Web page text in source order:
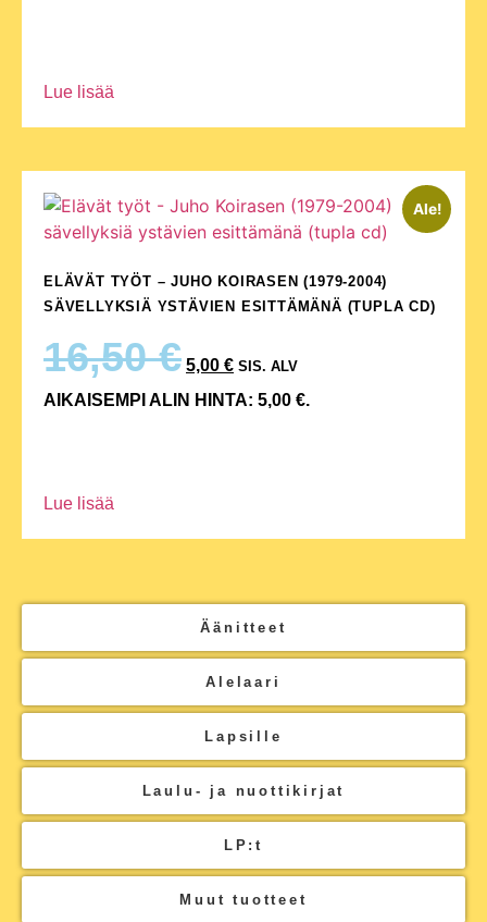
Lue lisää
Ale!
ELÄVÄT TYÖT – JUHO KOIRASEN (1979-2004)
SÄVELLYKSIÄ YSTÄVIEN ESITTÄMÄNÄ (TUPLA CD)
16,50€ 5,00 € SIS. ALV
AIKAISEMPI ALIN HINTA: 5,00 €.
Lue lisää
Äänitteet
Alelaari
Lapsille
Laulu- ja nuottikirjat
LP:t
Muut tuotteet